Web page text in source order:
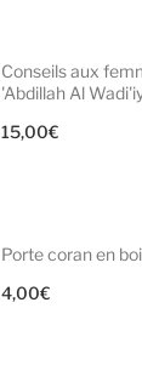
Conseils aux
'Abdillah Al
15,00€
Porte coran en
4,00€